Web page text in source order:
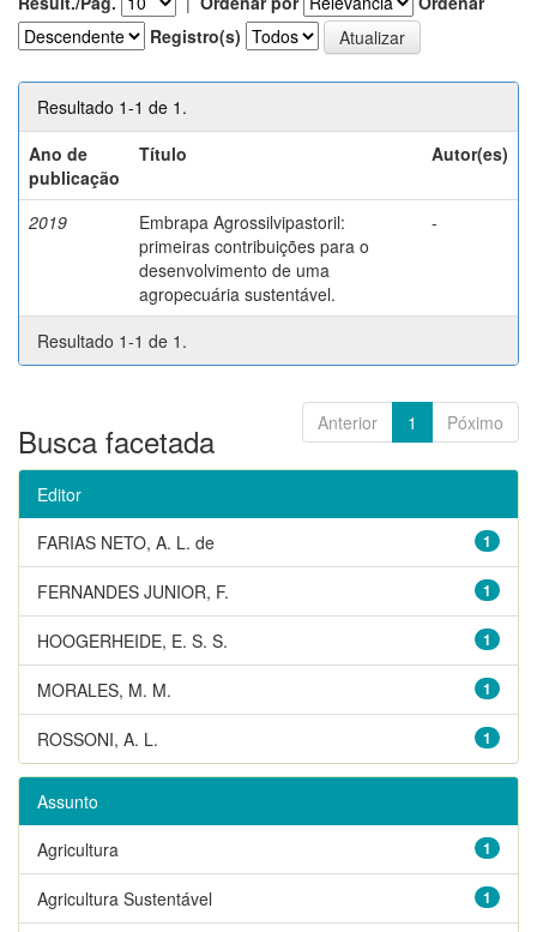
Registro(s)
Resultado 1-1 de 1.
Ano de
publicação
Título Autor(es)
2019
Embrapa Agrossilvipastoril:
primeiras contribuições para o
desenvolvimento de uma
agropecuária sustentável.
-
Resultado 1-1 de 1.
Anterior 1 Póximo
Busca facetada
Editor
1
FARIAS NETO, A. L. de
1
FERNANDES JUNIOR, F.
1
HOOGERHEIDE, E. S. S.
1
MORALES, M. M.
1
ROSSONI, A. L.
Assunto
1
Agricultura
1
Agricultura Sustentável